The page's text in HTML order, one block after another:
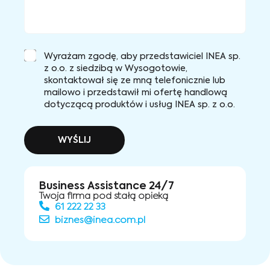
Wyrażam zgodę, aby przedstawiciel INEA sp.
z o.o. z siedzibą w Wysogotowie,
skontaktował się ze mną telefonicznie lub
mailowo i przedstawił mi ofertę handlową
dotyczącą produktów i usług INEA sp. z o.o.
WYŚLIJ
Business Assistance 24/7
Twoja firma pod stałą opieką
61 222 22 33
biznes@inea.com.pl